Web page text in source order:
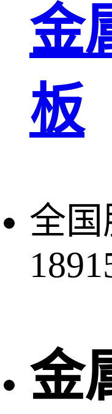
金
板
全
金